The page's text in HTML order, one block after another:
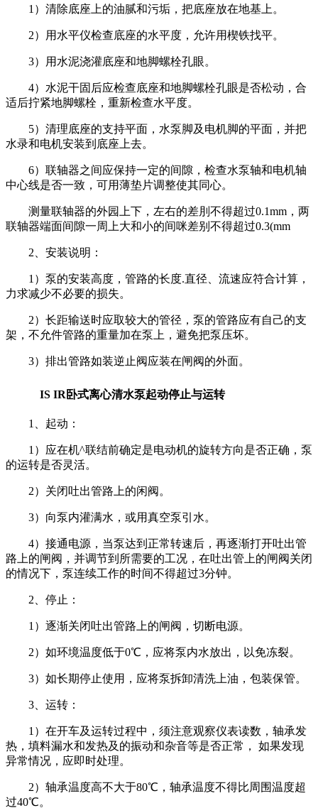
1）清除底座上的油腻和污垢，把底座放在地基上。
2）用水平仪检查底座的水平度，允许用楔铁找平。
3）用水泥浇灌底座和地脚螺栓孔眼。
4）水泥干固后应检查底座和地脚螺栓孔眼是否松动，合
适后拧紧地脚螺栓，重新检查水平度。
5）清理底座的支持平面，水泵脚及电机脚的平面，并把
水录和电机安装到底座上去。
6）联轴器之间应保持一定的间隙，检查水泵轴和电机轴
中心线是否一致，可用薄垫片调整使其同心。
测量联轴器的外园上下，左右的差刖不得超过0.1mm，两
联轴器端面间隙一周上大和小的间咪差别不得超过0.3(mm
2、安装说明：
1）泵的安装高度，管路的长度.直径、流速应符合计算，
力求减少不必要的损失。
2）长距输送时应取较大的管径，泵的管路应有自己的支
架，不允件管路的重量加在泵上，避免把泵压坏。
3）排出管路如装逆止阀应装在闸阀的外面。
IS IR卧式离心清水泵起动停止与运转
1、起动：
1）应在机^联结前确定是电动机的旋转方向是否正确，泵
的运转是否灵活。
2）关闭吐出管路上的闲阀。
3）向泵内灌满水，或用真空泵引水。
4）接通电源，当泵达到正常转速后，再逐渐打开吐出管
路上的闸阀，并调节到所需要的工况，在吐出管上的闸阀关闭
的情况下，泵连续工作的时间不得超过3分钟。
2、停止：
1）逐渐关闭吐出管路上的闸阀，切断电源。
2）如环境温度低于0℃，应将泵内水放出，以免冻裂。
3）如长期停止使用，应将泵拆卸清洗上油，包装保管。
3、运转：
1）在开车及运转过程中，须注意观察仪表读数，轴承发
热，填料漏水和发热及的振动和杂音等是否正常， 如果发现
异常情况，应即时处理。
2）轴承温度高不大于80℃，轴承温度不得比周围温度超
过40℃。